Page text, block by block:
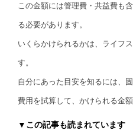
この金額には管理費・共益費も
る必要があります。
いくらかけられるかは、ライフ
す。
自分にあった目安を知るには、
費用を試算して、かけられる金
▼この記事も読まれています